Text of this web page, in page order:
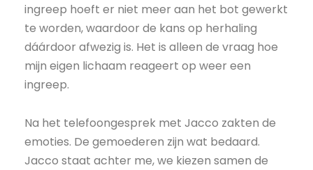
ingreep hoeft er niet meer aan het bot gewerkt
te worden, waardoor de kans op herhaling
dáárdoor afwezig is. Het is alleen de vraag hoe
mijn eigen lichaam reageert op weer een
ingreep.
Na het telefoongesprek met Jacco zakten de
emoties. De gemoederen zijn wat bedaard.
Jacco staat achter me, we kiezen samen de